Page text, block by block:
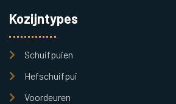
Kozijntypes
Schuifpuien
Hefschuifpui
Voordeuren